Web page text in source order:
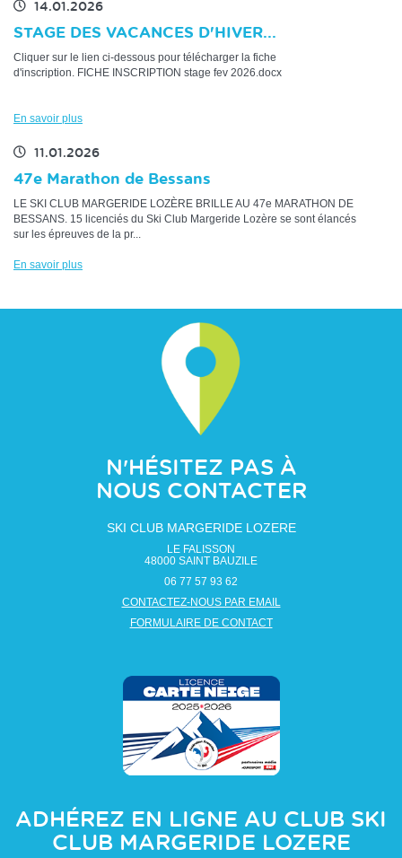
14.01.2026
STAGE DES VACANCES D'HIVER...
Cliquer sur le lien ci-dessous pour télécharger la fiche
d'inscription. FICHE INSCRIPTION stage fev 2026.docx
En savoir plus
11.01.2026
47e Marathon de Bessans
LE SKI CLUB MARGERIDE LOZÈRE BRILLE AU 47e MARATHON DE
BESSANS. 15 licenciés du Ski Club Margeride Lozère se sont élancés
sur les épreuves de la pr...
En savoir plus
N'HÉSITEZ PAS À
NOUS CONTACTER
SKI CLUB MARGERIDE LOZERE
LE FALISSON
48000 SAINT BAUZILE
06 77 57 93 62
CONTACTEZ-NOUS PAR EMAIL
FORMULAIRE DE CONTACT
ADHÉREZ EN LIGNE AU CLUB SKI
CLUB MARGERIDE LOZERE